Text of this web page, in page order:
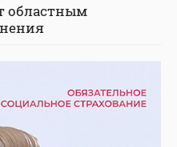
областным